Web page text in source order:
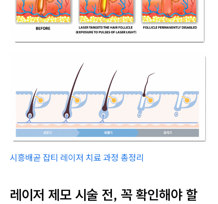
시흥배곧 잡티 레이저 치료 과정 총정리
레이저 제모 시술 전, 꼭 확인해야 할